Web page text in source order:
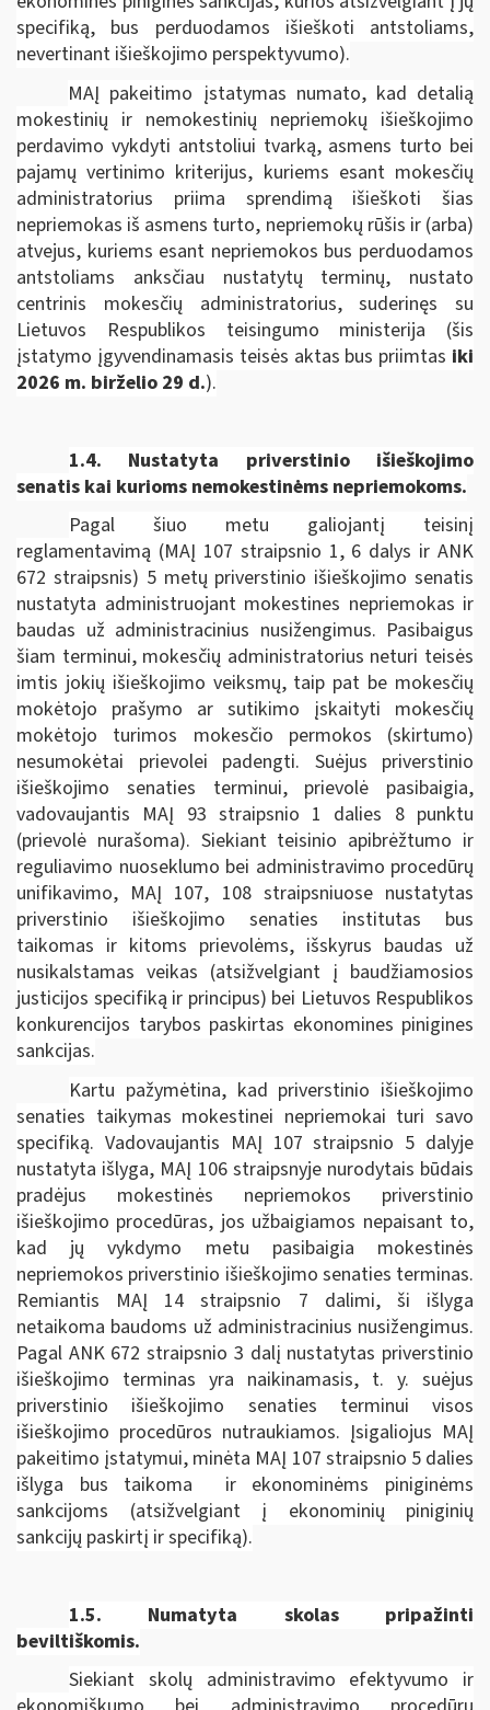
specifiką, bus perduodamos išieškoti antstoliams,
nevertinant išieškojimo perspektyvumo).
MAĮ pakeitimo įstatymas numato, kad detalią
mokestinių ir nemokestinių nepriemokų išieškojimo
perdavimo vykdyti antstoliui tvarką, asmens turto bei
pajamų vertinimo kriterijus, kuriems esant mokesčių
administratorius priima sprendimą išieškoti šias
nepriemokas iš asmens turto, nepriemokų rūšis ir (arba)
atvejus, kuriems esant nepriemokos bus perduodamos
antstoliams anksčiau nustatytų terminų, nustato
centrinis mokesčių administratorius, suderinęs su
Lietuvos Respublikos teisingumo ministerija
(šis
įstatymo įgyvendinamasis teisės aktas bus priimtas iki
2026 m. birželio 29 d.).
1.4. Nustatyta priverstinio išieškojimo
senatis kai kurioms nemokestinėms nepriemokoms.
Pagal šiuo metu galiojantį teisinį
reglamentavimą (MAĮ 107 straipsnio 1, 6 dalys ir ANK
672 straipsnis) 5 metų priverstinio išieškojimo senatis
nustatyta administruojant mokestines nepriemokas ir
baudas už administracinius nusižengimus. Pasibaigus
šiam terminui, mokesčių administratorius neturi teisės
imtis jokių išieškojimo veiksmų, taip pat be mokesčių
mokėtojo prašymo ar sutikimo įskaityti mokesčių
mokėtojo turimos mokesčio permokos (skirtumo)
nesumokėtai prievolei padengti. Suėjus priverstinio
išieškojimo senaties terminui, prievolė pasibaigia,
vadovaujantis MAĮ 93 straipsnio 1 dalies 8 punktu
(prievolė nurašoma). Siekiant teisinio apibrėžtumo ir
reguliavimo nuoseklumo bei administravimo procedūrų
unifikavimo, MAĮ 107, 108 straipsniuose nustatytas
priverstinio išieškojimo senaties institutas bus
taikomas ir kitoms prievolėms, išskyrus baudas už
nusikalstamas veikas (atsižvelgiant į baudžiamosios
justicijos specifiką ir principus) bei Lietuvos Respublikos
konkurencijos tarybos paskirtas ekonomines pinigines
sankcijas.
Kartu pažymėtina, kad priverstinio išieškojimo
senaties taikymas mokestinei nepriemokai turi savo
specifiką. Vadovaujantis MAĮ 107 straipsnio 5 dalyje
nustatyta išlyga, MAĮ 106 straipsnyje nurodytais būdais
pradėjus mokestinės nepriemokos priverstinio
išieškojimo procedūras, jos užbaigiamos nepaisant to,
kad jų vykdymo metu pasibaigia mokestinės
nepriemokos priverstinio išieškojimo senaties terminas.
Remiantis MAĮ 14 straipsnio 7 dalimi, ši išlyga
netaikoma baudoms už administracinius nusižengimus.
Pagal ANK 672 straipsnio 3 dalį nustatytas priverstinio
išieškojimo terminas yra naikinamasis, t. y. suėjus
priverstinio išieškojimo senaties terminui visos
išieškojimo procedūros nutraukiamos. Įsigaliojus MAĮ
pakeitimo įstatymui, minėta MAĮ 107 straipsnio 5 dalies
išlyga bus taikoma ir ekonominėms piniginėms
sankcijoms (atsižvelgiant į ekonominių piniginių
sankcijų paskirtį ir specifiką).
1.5.
Numatyta skolas pripažinti
beviltiškomis.
Siekiant skolų administravimo efektyvumo ir